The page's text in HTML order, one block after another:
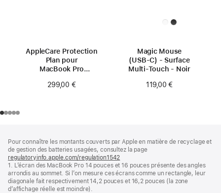
AppleCare Protection
Plan pour
MacBook Pro
299,00 €
Magic Mouse
(USB‑C) - Surface
Multi-Touch - Noir
119,00 €
de
page
de
bas
de
page
Pour connaître les montants couverts par Apple en matière de recyclage et
de gestion des batteries usagées, consultez la page
regulatoryinfo.apple.com/regulation1542
dans
une
nouvelle
1. L’écran des MacBook Pro 14 pouces et 16 pouces présente des angles
arrondis au sommet. Si l’on mesure ces écrans comme un rectangle, leur
diagonale fait respectivement 14,2 pouces et 16,2 pouces (la zone
d’affichage réelle est moindre).